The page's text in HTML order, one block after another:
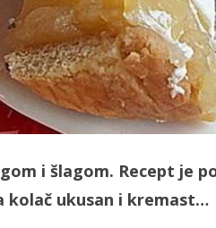
i šlagom. Recept je
kolač ukusan i kremast…